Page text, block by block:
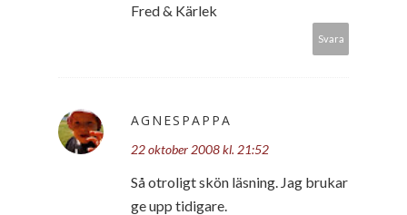
Fred & Kärlek
Svara
AGNESPAPPA
22 oktober 2008 kl. 21:52
Så otroligt skön läsning. Jag brukar
ge upp tidigare.